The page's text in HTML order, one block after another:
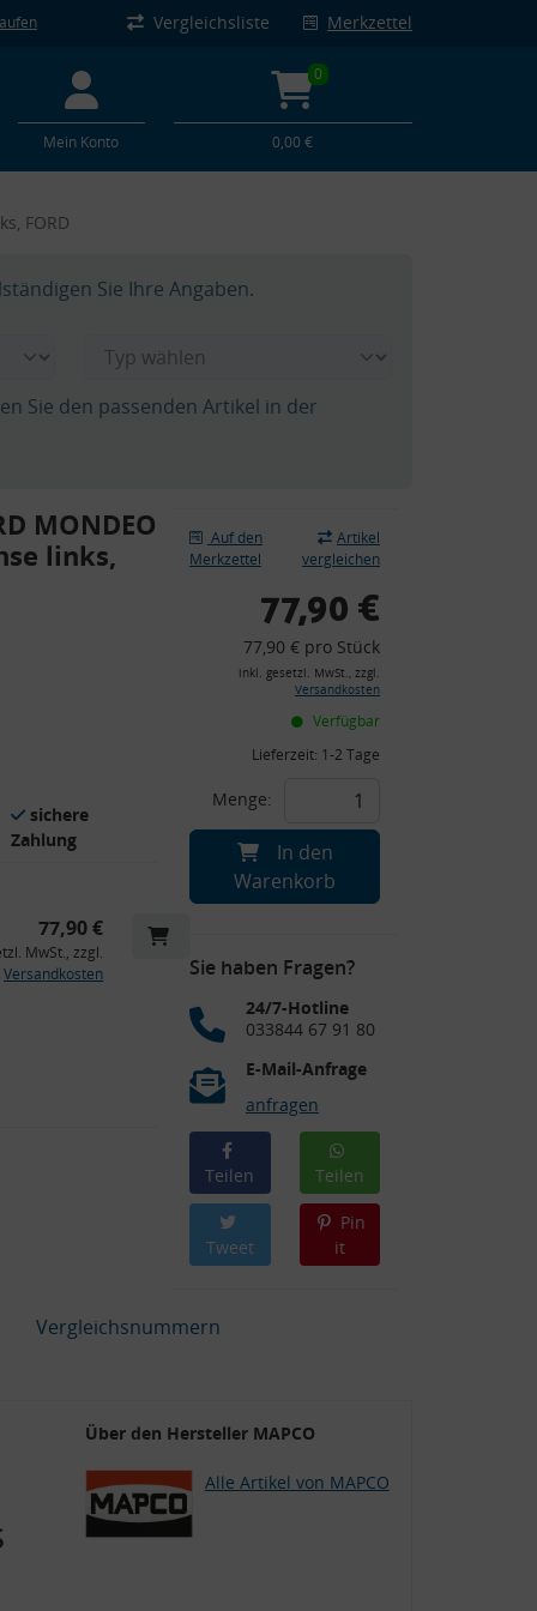
Vergleichsliste Merkzettel
Mein Konto
0
0,00 €
FORD
Sie Ihre Angaben.
Sie den passenden Artikel in der
MONDEO
links,
sichere
Zahlung
77,90 €
MwSt., zzgl.
Versandkosten
Auf den
Merkzettel
Artikel
vergleichen
77,90 €
77,90 € pro Stück
inkl. gesetzl. MwSt., zzgl.
Versandkosten
Verfügbar
Lieferzeit: 1-2 Tage
Menge:
In den
Warenkorb
Sie haben Fragen?
24/7-Hotline
033844 67 91 80
E-Mail-Anfrage
anfragen
Teilen Teilen
Tweet
Pin
it
Vergleichsnummern
Über den Hersteller MAPCO
Alle Artikel von MAPCO